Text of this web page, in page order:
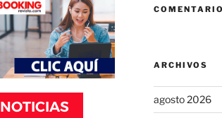
NOTICIAS
ARCHIVOS
agosto 2026